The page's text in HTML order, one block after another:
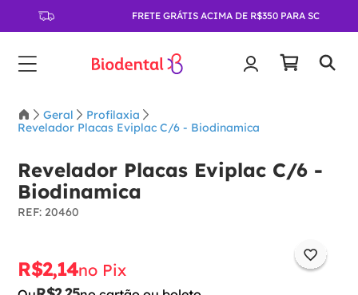
FRETE GRÁTIS ACIMA DE R$350 PARA SC
Geral
Profilaxia
Revelador Placas Eviplac C/6 - Biodinamica
Revelador Placas Eviplac C/6 -
Biodinamica
: 20460
R$2,14no Pix